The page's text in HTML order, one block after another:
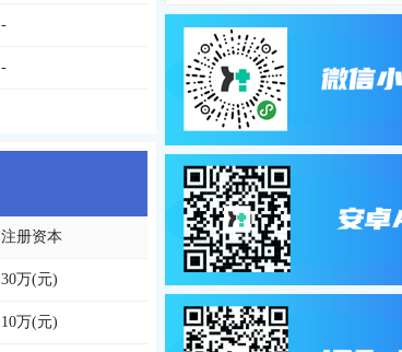
-
-
注册资本
30万(元)
10万(元)